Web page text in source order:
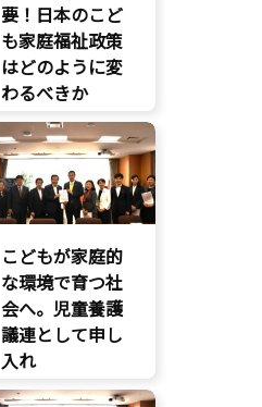
要！日本のこど
も家庭福祉政策
はどのように変
わるべきか
こどもの権利
こども政策
議員連盟
障がい児者支
援
養子縁組
こどもが家庭的
な環境で育つ社
会へ。児童養護
議連として申し
入れ
こども政策